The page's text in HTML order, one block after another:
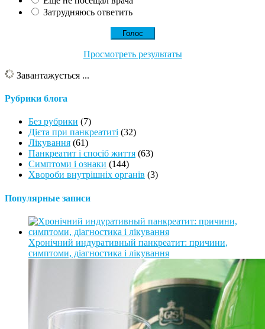
Затрудняюсь ответить
Просмотреть результаты
Завантажується ...
Рубрики блога
Без рубрики (7)
Дієта при панкреатиті (32)
Лікування (61)
Панкреатит і спосіб життя (63)
Симптоми і ознаки (144)
Хвороби внутрішніх органів (3)
Популярные записи
Хронічний индуративный панкреатит: причини,
симптоми, діагностика і лікування